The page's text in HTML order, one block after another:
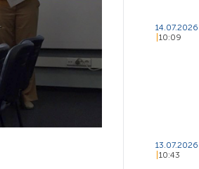
14.07.2026
10:09
13.07.2026
10:43